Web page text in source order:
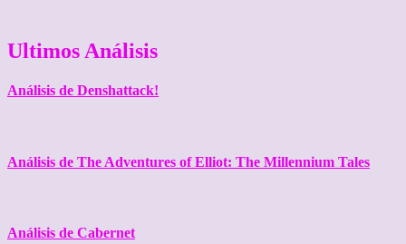
Ultimos Análisis
Análisis de Denshattack!
Análisis de The Adventures of Elliot: The Millennium Tales
Análisis de Cabernet